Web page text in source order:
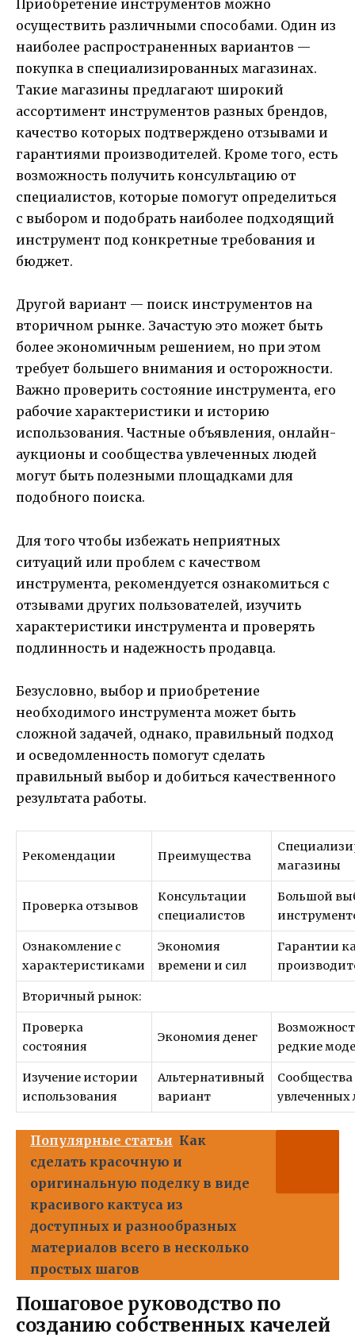
Приобретение инструментов можно
осуществить различными способами. Один из
наиболее распространенных вариантов —
покупка в специализированных магазинах.
Такие магазины предлагают широкий
ассортимент инструментов разных брендов,
качество которых подтверждено отзывами и
гарантиями производителей. Кроме того, есть
возможность получить консультацию от
специалистов, которые помогут определиться
с выбором и подобрать наиболее подходящий
инструмент под конкретные требования и
бюджет.
Другой вариант — поиск инструментов на
вторичном рынке. Зачастую это может быть
более экономичным решением, но при этом
требует большего внимания и осторожности.
Важно проверить состояние инструмента, его
рабочие характеристики и историю
использования. Частные объявления, онлайн-
аукционы и сообщества увлеченных людей
могут быть полезными площадками для
подобного поиска.
Для того чтобы избежать неприятных
ситуаций или проблем с качеством
инструмента, рекомендуется ознакомиться с
отзывами других пользователей, изучить
характеристики инструмента и проверять
подлинность и надежность продавца.
Безусловно, выбор и приобретение
необходимого инструмента может быть
сложной задачей, однако, правильный подход
и осведомленность помогут сделать
правильный выбор и добиться качественного
результата работы.
Рекомендации Преимущества
магазины
Проверка отзывов
Консультации
специалистов
Большой
Ознакомление с
характеристиками
Экономия
времени и сил
Гарантии
Вторичный рынок:
Проверка
состояния
Экономия денег
редкие
Изучение истории
использования
Альтернативный
вариант
Сообщества
Популярные статьи Как
сделать красочную и
оригинальную поделку в виде
красивого кактуса из
доступных и разнообразных
материалов всего в несколько
простых шагов
Пошаговое руководство по
созданию собственных качелей